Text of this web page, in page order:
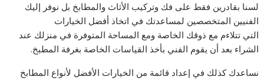
لسنا بقادرين فقط على فك وتركيب الأثاث والمطابخ بل نوفر إليك
الفنيين المتخصصين لمساعدتك في اتخاذ أفضل الخيارات
التي تتلاءم مع ذوقك الخاصة ومع المساحة المتوفرة في منزلك عند
الشراء بعد أن يقوم الفني بأخذ القياسات الخاصة بغرفة المطبخ.
نساعدك كذلك في إعداد قائمة من الخيارات الأفضل لأنواع المطابخ